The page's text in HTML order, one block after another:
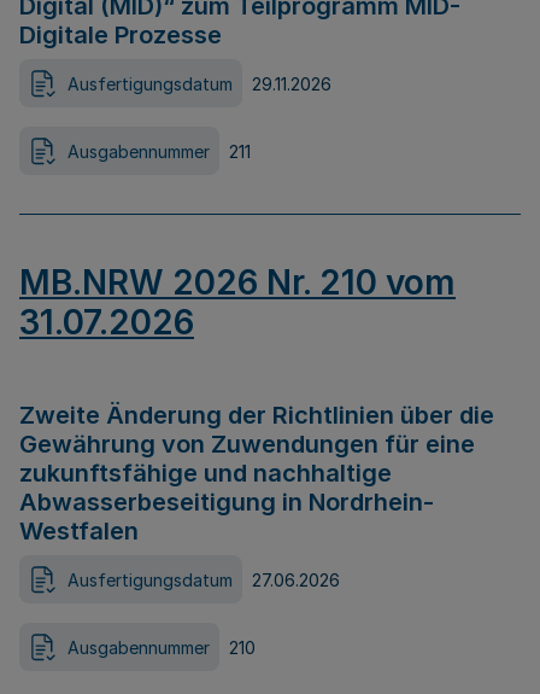
Digital (MID)“ zum Teilprogramm MID-
Digitale Prozesse
Ausfertigungsdatum 29.11.2026
Ausgabennummer 211
MB.NRW 2026 Nr. 210 vom
31.07.2026
Zweite Änderung der Richtlinien über die
Gewährung von Zuwendungen für eine
zukunftsfähige und nachhaltige
Abwasserbeseitigung in Nordrhein-
Westfalen
Ausfertigungsdatum 27.06.2026
Ausgabennummer 210